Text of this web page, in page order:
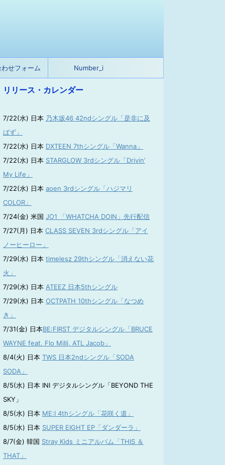
せフォーム Number_i
リリース・カレンダー
7/22(水) 日本 乃木坂46 42ndシングル「是非に及
ばず」
7/22(水) 日本 DXTEEN 7thシングル「Wanna」
7/22(水) 日本 STARGLOW 3rdシングル「Drivin’
My Life」
7/22(水) 日本 aoen 3rdシングル「ハジマリ
COLOR」
7/24(金) 米国 JO1 「WHATCHA DOIN」先行配信
7/27(月) 日本 CLASS SEVEN 3rdシングル「アイ
ノーヒーロー」
7/29(水) 日本 timelesz 29thシングル「消えない花
火」
7/29(水) 日本 ATEEZ 日本5thシングル
7/29(水) 日本 OCTPATH 10thシングル「なつめ
き」
7/31(金) 日本BE:FIRST デジタルシングル「BRUCE
WAYNE feat. Flo Milli, ATL Jacob」
8/4(火) 日本 TWS 日本2ndシングル「SODA
SODA」
8/5(水) 日本 INI デジタルシングル「BEYOND THE
SKY」
8/5(水) 日本 ME:I 4thシングル「花咲く道」
8/5(水) 日本 SUPER EIGHT EP「ダンダーラ」
8/7(金) 韓国 Stray Kids ミニアルバム「THIS ＆
THAT」